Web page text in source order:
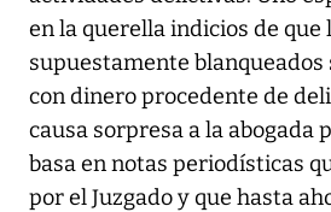
en la querella indicios de que
supuestamente
con dinero procedente de
causa sorpresa a la abogada
basa en notas periodísticas
por el Juzgado y que hasta